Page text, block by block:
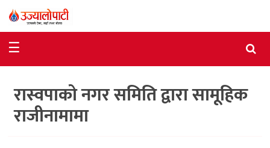
राजनीति
विशेष
आर्थिक
☰
रास्वपाको नगर समिति द्वारा सामूहिक
राजीनामामा